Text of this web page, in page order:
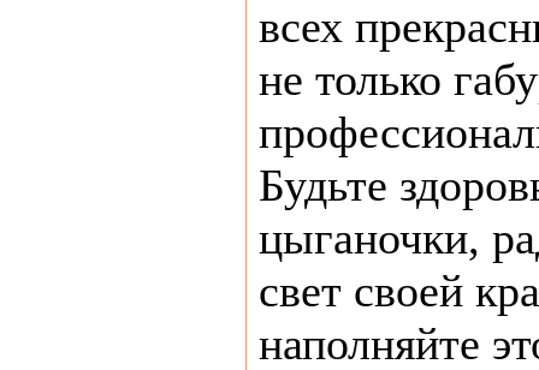
всех
не только
Будьте
цыганочки,
свет своей
наполняйте